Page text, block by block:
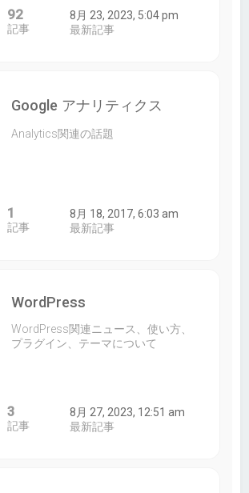
92
記事
8月 23, 2023, 5:04 pm
最新記事
Google アナリティクス
Analytics関連の話題
1
記事
8月 18, 2017, 6:03 am
最新記事
WordPress
WordPress関連ニュース、使い方、
プラグイン、テーマについて
3
記事
8月 27, 2023, 12:51 am
最新記事